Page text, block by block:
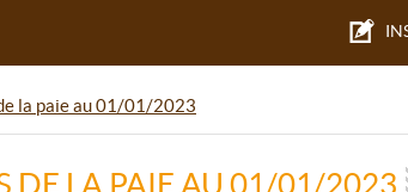
la paie au 01/01/2023
DE LA PAIE AU 01/01/2023